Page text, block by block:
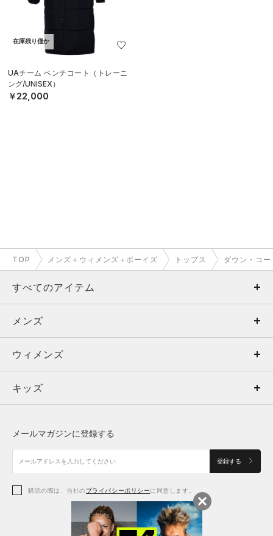
在庫残り僅か
UAチーム ベンチコート（トレーニ
ング/UNISEX）
￥22,000
TOP メンズ＋ウィメンズ＋ボーイズ トップス ダウン・コー
すべてのアイテム
メンズ
ウィメンズ
キッズ
アクセサリー
メンズ
トップス
ボトムス
アクセサリー
ウィメンズ
トップス
シューズ
アクセサリー
キッズ
シューズ
メールマガジンに登録する
登録する
購読の際は、当社のプライバシーポリシーに同意します。